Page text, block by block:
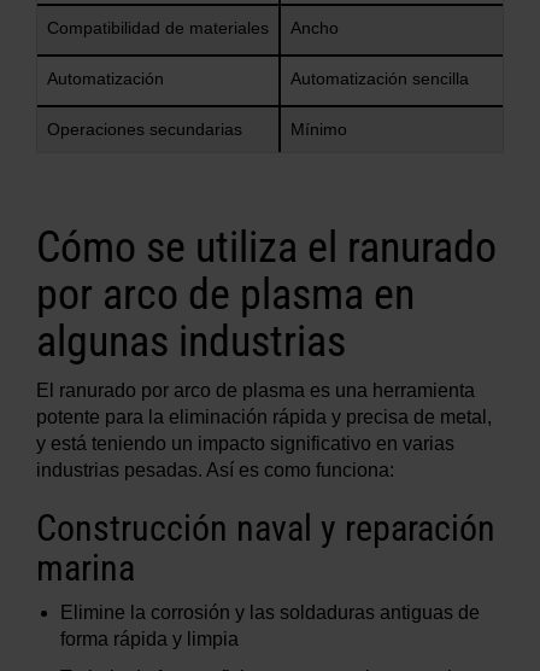
Compatibilidad de materiales Ancho
Automatización Automatización sencilla
Operaciones secundarias Mínimo
Cómo se utiliza el ranurado
por arco de plasma en
algunas industrias
El ranurado por arco de plasma es una herramienta
potente para la eliminación rápida y precisa de metal,
y está teniendo un impacto significativo en varias
industrias pesadas. Así es como funciona:
Construcción naval y reparación
marina
Elimine la corrosión y las soldaduras antiguas de
forma rápida y limpia